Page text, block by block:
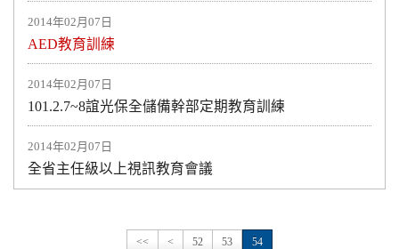
2014年02月07日
AED教育訓練
2014年02月07日
101.2.7~8誼光保全儲備幹部定期教育訓練
2014年02月07日
全省主任級以上視訊教育會議
<< < 52 53 54